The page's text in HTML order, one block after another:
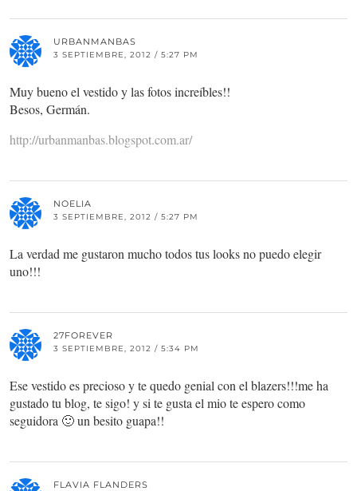
URBANMANBAS
3 SEPTIEMBRE, 2012 / 5:27 PM
Muy bueno el vestido y las fotos increíbles!!
Besos, Germán.
http://urbanmanbas.blogspot.com.ar/
NOELIA
3 SEPTIEMBRE, 2012 / 5:27 PM
La verdad me gustaron mucho todos tus looks no puedo elegir
uno!!!
27FOREVER
3 SEPTIEMBRE, 2012 / 5:34 PM
Ese vestido es precioso y te quedo genial con el blazers!!!me ha
gustado tu blog, te sigo! y si te gusta el mio te espero como
seguidora 🙂 un besito guapa!!
FLAVIA FLANDERS